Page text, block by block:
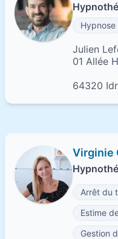
Hypnose
Julien
01 Allée
64320
Virginie
Arrêt du
Estime
Gestion